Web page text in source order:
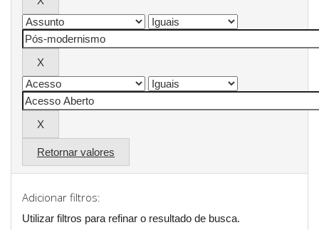
Retornar valores
Adicionar filtros:
Utilizar filtros para refinar o resultado de busca.